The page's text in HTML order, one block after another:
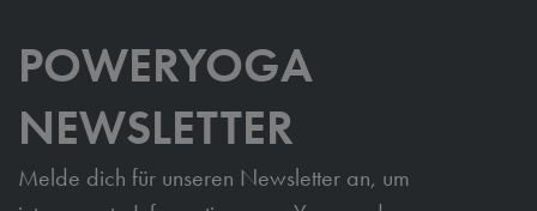
POWERYOGA
NEWSLETTER
Melde dich für unseren Newsletter an, um